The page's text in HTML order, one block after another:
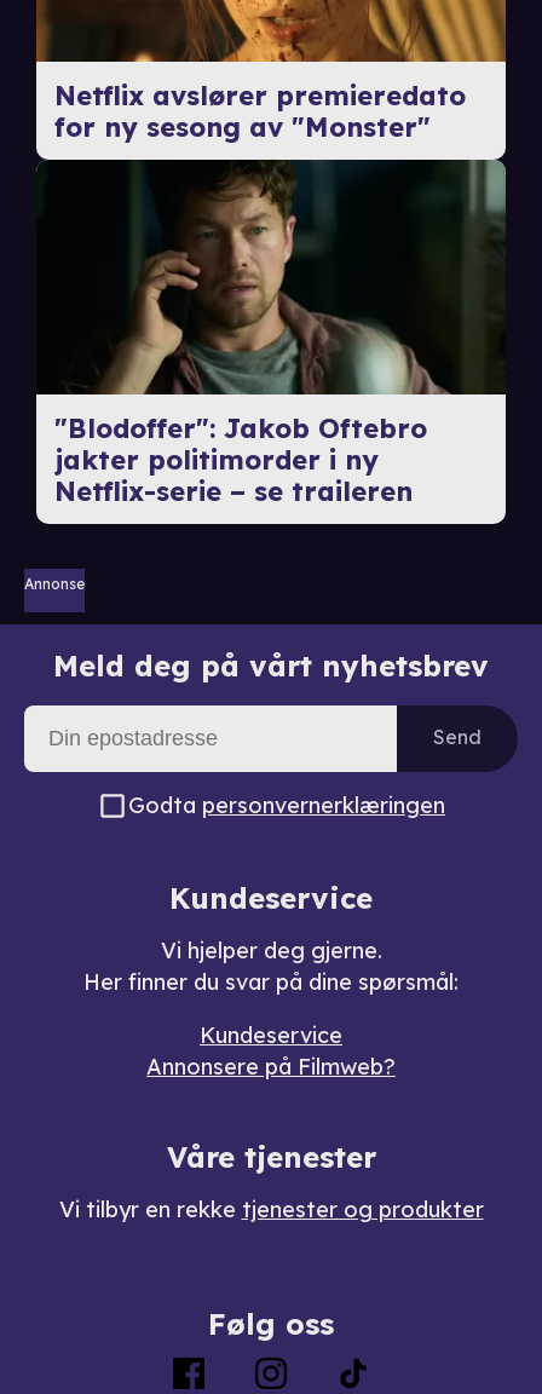
Netflix avslører premieredato
for ny sesong av "Monster"
"Blodoffer": Jakob Oftebro
jakter politimorder i ny
Netflix-serie – se traileren
Annonse
Meld deg på vårt nyhetsbrev
Send
Godta personvernerklæringen
Kundeservice
Vi hjelper deg gjerne.
Her finner du svar på dine spørsmål:
Kundeservice
Annonsere på Filmweb?
Våre tjenester
Vi tilbyr en rekke tjenester og produkter
Følg oss